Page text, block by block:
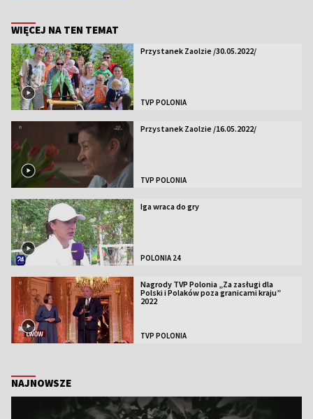
WIĘCEJ NA TEN TEMAT
Przystanek Zaolzie /30.05.2022/
TVP POLONIA
Przystanek Zaolzie /16.05.2022/
TVP POLONIA
Iga wraca do gry
POLONIA 24
Nagrody TVP Polonia „Za zasługi dla
Polski i Polaków poza granicami kraju”
2022
TVP POLONIA
NAJNOWSZE